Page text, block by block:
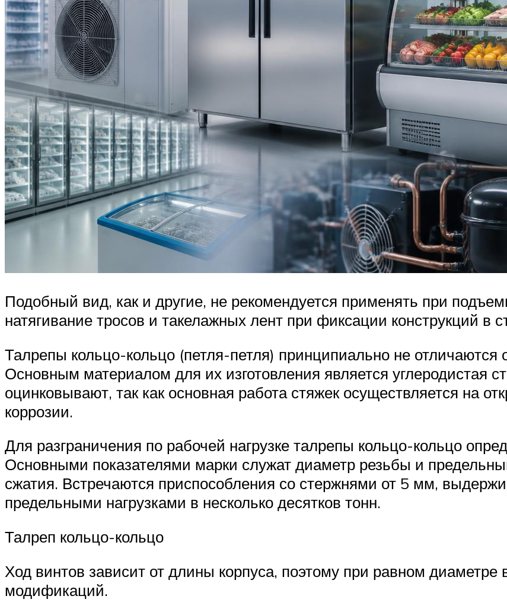
Подобный вид, как и другие, не рекомендуется применять при
натягивание тросов и такелажных лент при фиксации конструкций в
Талрепы кольцо-кольцо (петля-петля) принципиально не отличаются
Основным материалом для их изготовления является углеродистая
оцинковывают, так как основная работа стяжек осуществляется на
коррозии.
Для разграничения по рабочей нагрузке талрепы кольцо-кольцо
Основными показателями марки служат диаметр резьбы и
сжатия. Встречаются приспособления со стержнями от 5 мм,
предельными нагрузками в несколько десятков тонн.
Талреп кольцо-кольцо
Ход винтов зависит от длины корпуса, поэтому при равном диаметре
модификаций.